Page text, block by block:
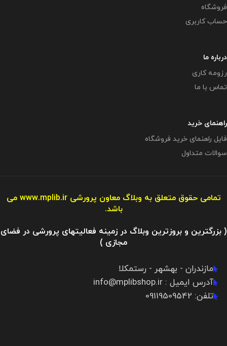
فروشگاه
حساب کاربری
درباره ما
رزومه کاری
تماس با ما
راهنمای خرید
فایل راهنمای خرید فروشگاه
سوالات متداول
تمامی حقوق متعلق به وبلاگ معاون پرورشیwww.mplib.ir می
باشد.
( بزرگترین و بروزترین وبلاگ در زمینه فعالیتهای پرورشی در فضای
مجازی )
مازندران - بهشهر - رستمکلا
آدرس ایمیل : info@mplibshop.ir
تلفن: 09119509542​